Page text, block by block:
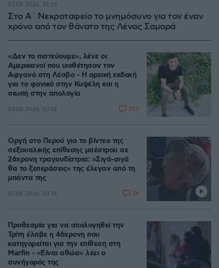
Στο Α΄ Νεκροταφείο το μνημόσυνο για τον έναν
χρόνο από τον θάνατο της Λένας Σαμαρά
07.08.2026, 10:26
«Δεν το πιστεύουμε», λένε οι
Αμερικανοί που υιοθέτησαν τον
Αφγανό στη Λέσβο - Η αρχική εκδοχή
για το φονικό στην Κυψέλη και η
σιωπή στην απολογία
07.08.2026, 07:19 252
Οργή στο Περού για το βίντεο της
σεξουαλικής επίθεσης μαέστρου σε
26χρονη τραγουδίστρια: «Σιγά-σιγά
θα το ξεπεράσεις» της έλεγαν από τη
μπάντα της
07.08.2026, 07:16 74
Προθεσμία για να απολογηθεί την
Τρίτη έλαβε η 46χρονη που
κατηγορείται για την επίθεση στη
Marfin - «Είναι αθώα» λέει ο
συνήγορός της